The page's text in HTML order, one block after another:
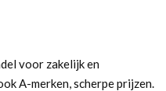
voor zakelijk en
A-merken, scherpe prijzen.